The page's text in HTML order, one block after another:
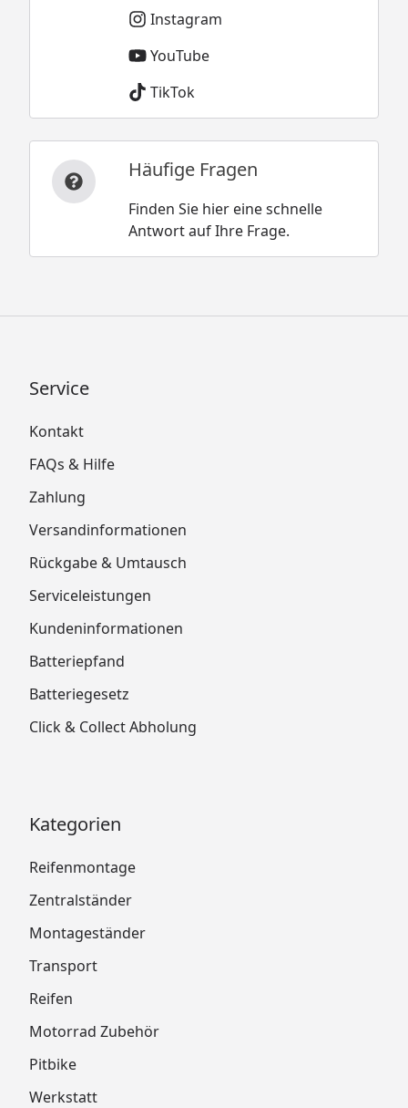
Instagram
YouTube
TikTok
Häufige Fragen
Finden Sie hier eine schnelle
Antwort auf Ihre Frage.
Service
Kontakt
FAQs & Hilfe
Zahlung
Versandinformationen
Rückgabe & Umtausch
Serviceleistungen
Kundeninformationen
Batteriepfand
Batteriegesetz
Click & Collect Abholung
Kategorien
Reifenmontage
Zentralständer
Montageständer
Transport
Reifen
Motorrad Zubehör
Pitbike
Werkstatt